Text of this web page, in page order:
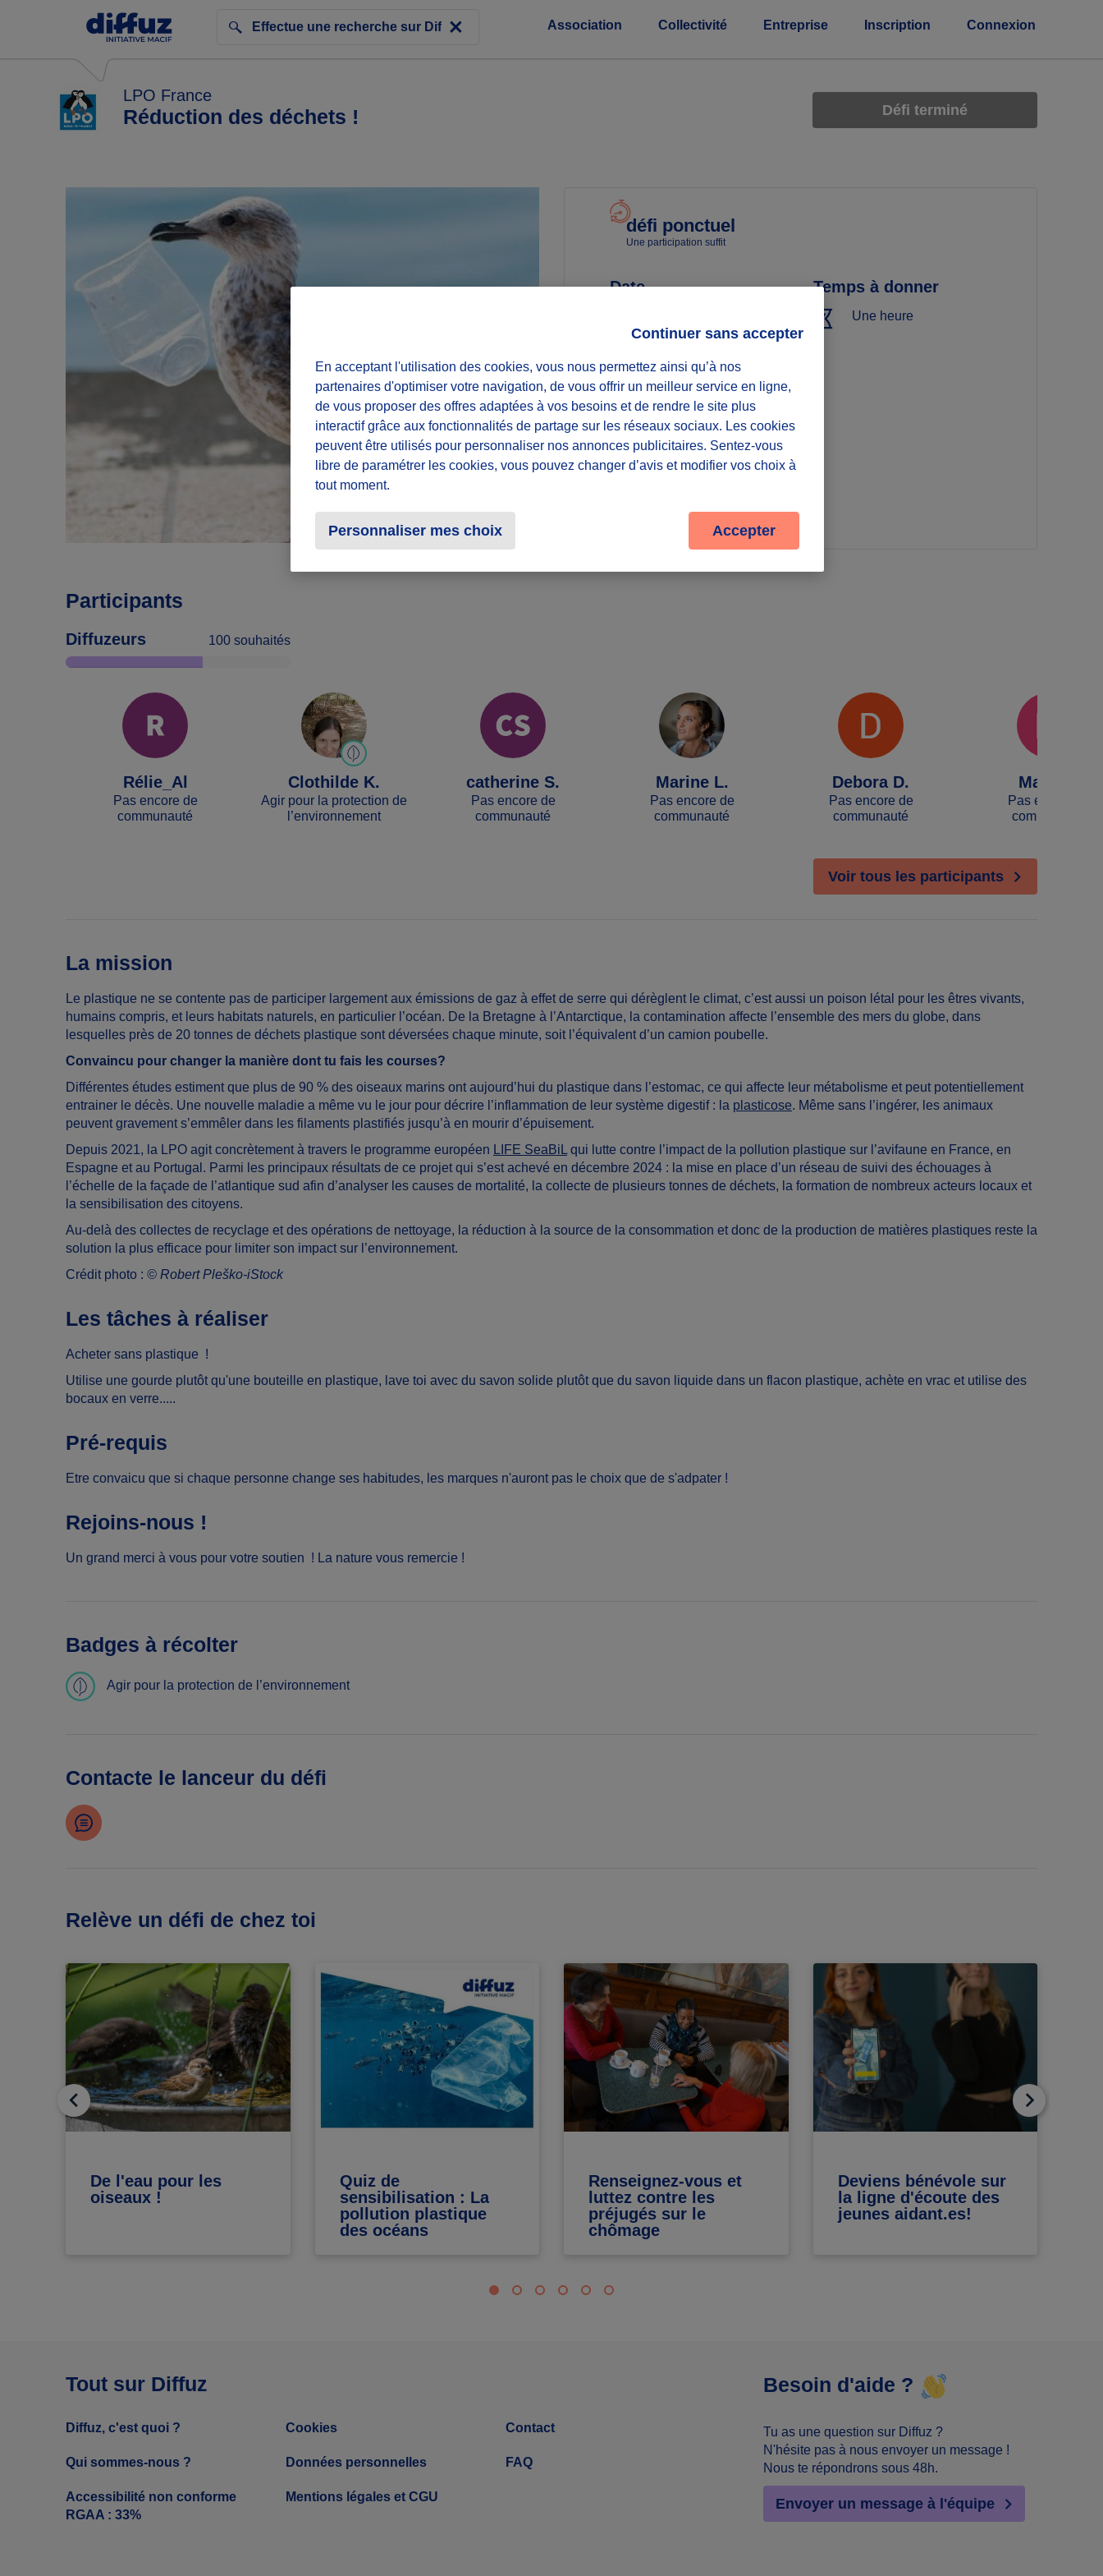
Association Collectivité Entreprise Inscription Connexion
LPO France
Réduction des déchets ! Défi terminé
défi ponctuel
Une participation suffit
Date
au 27/03/26
Temps à donner
Une heure
Lieu
Depuis chez soi
Partager le défi
Participants
Diffuzeurs 100 souhaités
Rélie_Al
Pas encore de
communauté
Clothilde K.
Agir pour la protection de
l’environnement
catherine S.
Pas encore de
communauté
Marine L.
Pas encore de
communauté
Debora D.
Pas encore de
communauté
Marie L.
Pas encore de
communauté
Voir tous les participants
La mission
Le plastique ne se contente pas de participer largement aux émissions de gaz à effet de serre qui dérèglent le climat, c’est aussi un poison létal pour les êtres vivants,
humains compris, et leurs habitats naturels, en particulier l’océan. De la Bretagne à l’Antarctique, la contamination affecte l’ensemble des mers du globe, dans
lesquelles près de 20 tonnes de déchets plastique sont déversées chaque minute, soit l’équivalent d’un camion poubelle.
Convaincu pour changer la manière dont tu fais les courses?
Différentes études estiment que plus de 90 % des oiseaux marins ont aujourd’hui du plastique dans l’estomac, ce qui affecte leur métabolisme et peut potentiellement
entrainer le décès. Une nouvelle maladie a même vu le jour pour décrire l’inflammation de leur système digestif : la plasticose. Même sans l’ingérer, les animaux
peuvent gravement s’emmêler dans les filaments plastifiés jusqu’à en mourir d’épuisement.
Depuis 2021, la LPO agit concrètement à travers le programme européen LIFE SeaBiL qui lutte contre l’impact de la pollution plastique sur l’avifaune en France, en
Espagne et au Portugal. Parmi les principaux résultats de ce projet qui s’est achevé en décembre 2024 : la mise en place d’un réseau de suivi des échouages à
l’échelle de la façade de l’atlantique sud afin d’analyser les causes de mortalité, la collecte de plusieurs tonnes de déchets, la formation de nombreux acteurs locaux et
la sensibilisation des citoyens.
Au-delà des collectes de recyclage et des opérations de nettoyage, la réduction à la source de la consommation et donc de la production de matières plastiques reste la
solution la plus efficace pour limiter son impact sur l’environnement.
Crédit photo : © Robert Pleško-iStock
Les tâches à réaliser
Acheter sans plastique !
Utilise une gourde plutôt qu'une bouteille en plastique, lave toi avec du savon solide plutôt que du savon liquide dans un flacon plastique, achète en vrac et utilise des
bocaux en verre.....
Pré-requis
Etre convaicu que si chaque personne change ses habitudes, les marques n'auront pas le choix que de s'adpater !
Rejoins-nous !
Un grand merci à vous pour votre soutien ! La nature vous remercie !
Badges à récolter
Agir pour la protection de l’environnement
Contacte le lanceur du défi
Relève un défi de chez toi
De l'eau pour les
oiseaux !
Quiz de
sensibilisation : La
pollution plastique
des océans
Renseignez-vous et
luttez contre les
préjugés sur le
chômage
Deviens bénévole sur
la ligne d'écoute des
jeunes aidant.es!
Tout sur Diffuz
Diffuz, c'est quoi ?
Qui sommes-nous ?
Accessibilité non conforme
RGAA : 33%
Cookies
Données personnelles
Mentions légales et CGU
Contact
FAQ
Besoin d'aide ?
Tu as une question sur Diffuz ?
N'hésite pas à nous envoyer un message !
Nous te répondrons sous 48h.
Envoyer un message à l'équipe
En acceptant l'utilisation des cookies, vous nous permettez ainsi qu’à nos
partenaires d'optimiser votre navigation, de vous offrir un meilleur service en ligne,
de vous proposer des offres adaptées à vos besoins et de rendre le site plus
interactif grâce aux fonctionnalités de partage sur les réseaux sociaux. Les cookies
peuvent être utilisés pour personnaliser nos annonces publicitaires. Sentez-vous
libre de paramétrer les cookies, vous pouvez changer d’avis et modifier vos choix à
tout moment.
Personnaliser mes choix
Continuer sans accepter
Accepter